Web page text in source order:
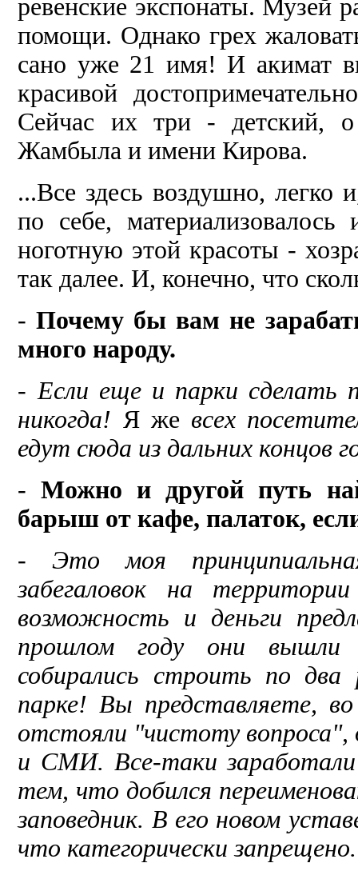
ревенские экспонаты. Музей
помощи. Однако грех
сано уже 21 имя! И акимат
красивой
Сейчас их три - детский,
Жамбыла и имени Ки­рова.
...Все здесь воздушно, легко
по себе,
ноготную этой красоты -
так далее. И, конечно, что
-Почему бы вам не
много народу.
-Если еще и парки
никогда! Я же всех
едут сюда из дальних концов
-Можно и другой путь
барыш от кафе, пала­ток,
-Это моя
забегаловок на
возможность и деньги
прошлом году они вышли
собирались строить по
пар­ке! Вы представляете,
отстояли "чистоту
и СМИ. Все-таки
тем, что добился
заповед­ник. В его новом
что категорически запреще­но.